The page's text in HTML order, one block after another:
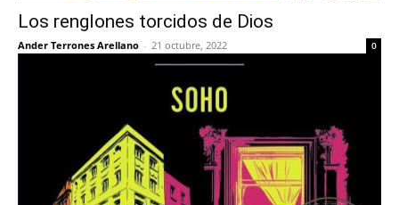
Los renglones torcidos de Dios
Ander Terrones Arellano - 21 octubre, 2022 0